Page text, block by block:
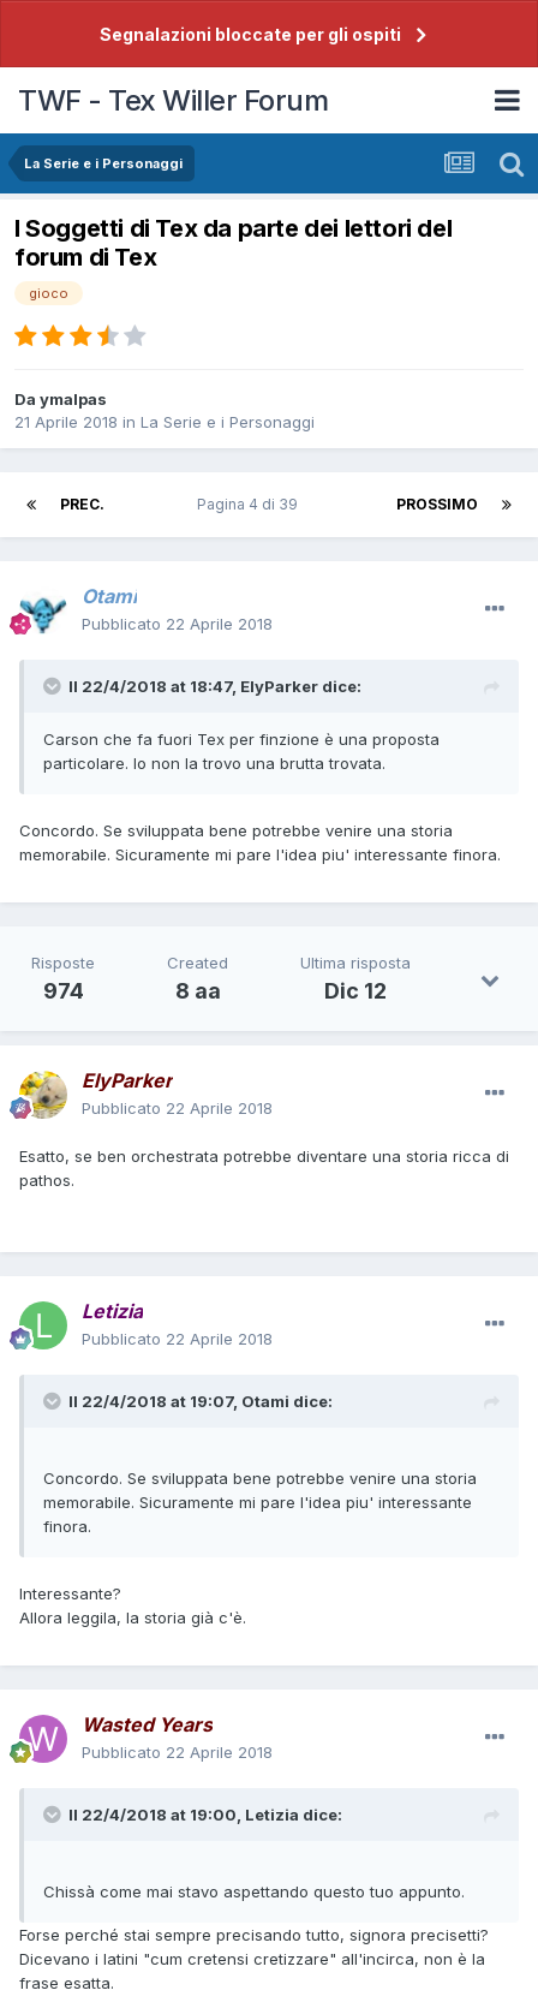
Segnalazioni bloccate per gli ospiti
TWF - Tex Willer Forum
La Serie e i Personaggi
I Soggetti di Tex da parte dei lettori del
forum di Tex
gioco
Da ymalpas
21 Aprile 2018 in La Serie e i Personaggi
PREC. PROSSIMO
Pagina 4 di 39
Otami
Pubblicato 22 Aprile 2018
Il 22/4/2018 at 18:47, ElyParker dice:
Carson che fa fuori Tex per finzione è una proposta
particolare. Io non la trovo una brutta trovata.
Concordo. Se sviluppata bene potrebbe venire una storia
memorabile. Sicuramente mi pare l'idea piu' interessante finora.
Risposte
974
Created
8 aa
Ultima risposta
Dic 12
ElyParker
Pubblicato 22 Aprile 2018
Esatto, se ben orchestrata potrebbe diventare una storia ricca di
pathos.
Letizia
Pubblicato 22 Aprile 2018
Il 22/4/2018 at 19:07, Otami dice:
Concordo. Se sviluppata bene potrebbe venire una storia
memorabile. Sicuramente mi pare l'idea piu' interessante
finora.
Interessante?
Allora leggila, la storia già c'è.
Wasted Years
Pubblicato 22 Aprile 2018
Il 22/4/2018 at 19:00, Letizia dice:
Chissà come mai stavo aspettando questo tuo appunto.
Forse perché stai sempre precisando tutto, signora precisetti?
Dicevano i latini "cum cretensi cretizzare" all'incirca, non è la
frase esatta.